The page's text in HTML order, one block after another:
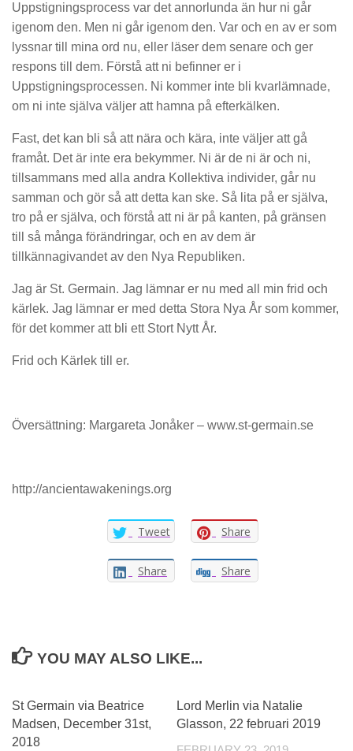
Uppstigningsprocess var det annorlunda än hur ni går
igenom den. Men ni går igenom den. Var och en av er som
lyssnar till mina ord nu, eller läser dem senare och ger
respons till dem. Förstå att ni befinner er i
Uppstigningsprocessen. Ni kommer inte bli kvarlämnade,
om ni inte själva väljer att hamna på efterkälken.
Fast, det kan bli så att nära och kära, inte väljer att gå
framåt. Det är inte era bekymmer. Ni är de ni är och ni,
tillsammans med alla andra Kollektiva individer, går nu
samman och gör så att detta kan ske. Så lita på er själva,
tro på er själva, och förstå att ni är på kanten, på gränsen
till så många förändringar, och en av dem är
tillkännagivandet av den Nya Republiken.
Jag är St. Germain. Jag lämnar er nu med all min frid och
kärlek. Jag lämnar er med detta Stora Nya År som kommer,
för det kommer att bli ett Stort Nytt År.
Frid och Kärlek till er.
Översättning: Margareta Jonåker – www.st-germain.se
http://ancientawakenings.org
Tweet Share
Share Share
YOU MAY ALSO LIKE...
St Germain via Beatrice
Madsen, December 31st,
2018
Lord Merlin via Natalie
Glasson, 22 februari 2019